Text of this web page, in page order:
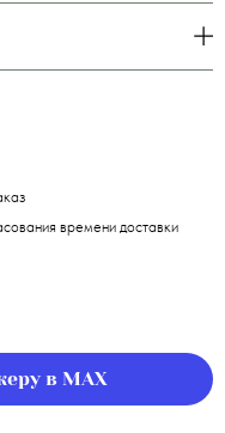
времени доставки
в MAX